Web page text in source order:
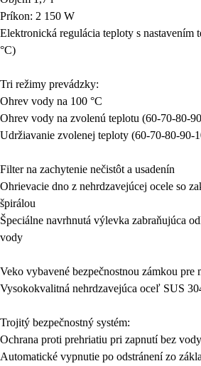
Príkon: 2 150 W
Elektronická regulácia teploty s nastavením
°C)
Tri režimy prevádzky:
Ohrev vody na 100 °C
Ohrev vody na zvolenú teplotu (60-70-80-
Udržiavanie zvolenej teploty (60-70-80-90-
Filter na zachytenie nečistôt a usadenín
Ohrievacie dno z nehrdzavejúcej ocele so
špirálou
Špeciálne navrhnutá výlevka zabraňujúca
vody
Veko vybavené bezpečnostnou zámkou pre
Vysokokvalitná nehrdzavejúca oceľ SUS
Trojitý bezpečnostný systém:
Ochrana proti prehriatiu pri zapnutí bez vody
Automatické vypnutie po odstránení zo